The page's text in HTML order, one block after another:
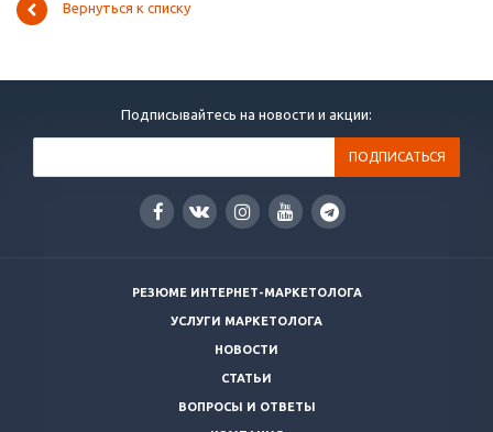
Вернуться к списку
Подписывайтесь на новости и акции:
РЕЗЮМЕ ИНТЕРНЕТ-МАРКЕТОЛОГА
УСЛУГИ МАРКЕТОЛОГА
НОВОСТИ
СТАТЬИ
ВОПРОСЫ И ОТВЕТЫ